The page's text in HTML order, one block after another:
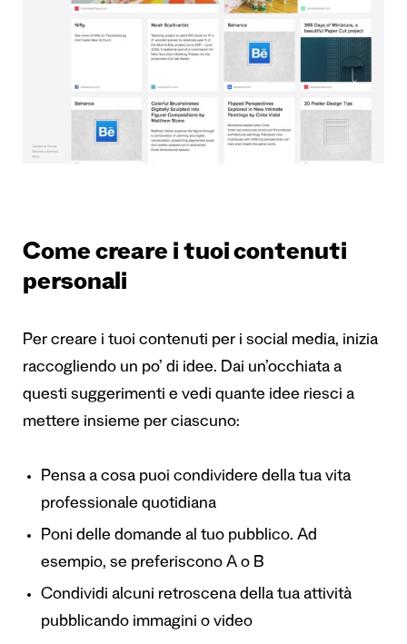
Come creare i tuoi contenuti
personali
Per creare i tuoi contenuti per i social media, inizia
raccogliendo un po’ di idee. Dai un’occhiata a
questi suggerimenti e vedi quante idee riesci a
mettere insieme per ciascuno:
Pensa a cosa puoi condividere della tua vita
professionale quotidiana
Poni delle domande al tuo pubblico. Ad
esempio, se preferiscono A o B
Condividi alcuni retroscena della tua attività
pubblicando immagini o video